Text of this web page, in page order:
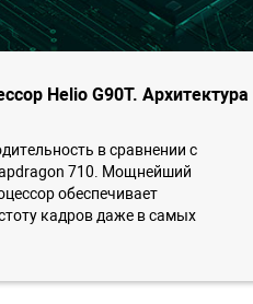
Helio G90T. Архитектура
в сравнении с
710. Мощнейший
обеспечивает
кадров даже в самых